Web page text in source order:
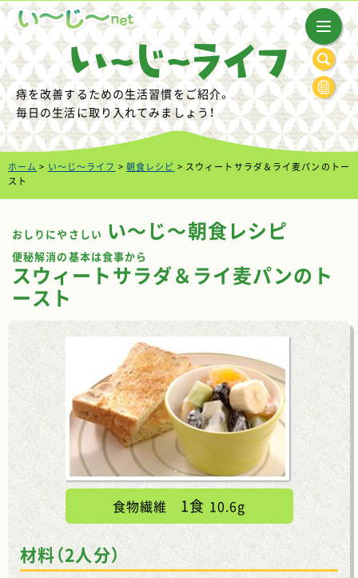
痔を改善するための生活習慣をご紹介。
毎日の生活に取り入れてみましょう！
ホーム > い～じ～ライフ > 朝食レシピ > スウィートサラダ＆ライ麦パンのトー
スト
おしりにやさしい い～じ～朝食レシピ
便秘解消の基本は食事から
スウィートサラダ＆ライ麦パンのト
ースト
食物繊維 1食 10.6g
材料（2人分）